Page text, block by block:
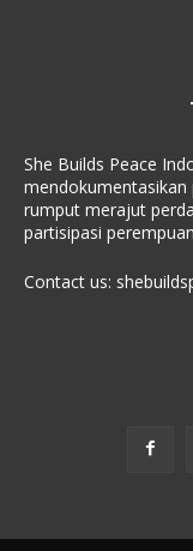
She Builds Peace
mendokumentasikan
rumput merajut
partisipasi
Contact us: